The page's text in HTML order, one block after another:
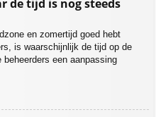
de tijd is nog steeds
en zomertijd goed hebt
is waarschijnlijk de tijd op de
een aanpassing